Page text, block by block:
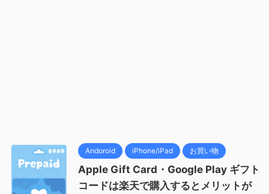
Andoroid iPhone/iPad お買い物
Apple Gift Card・Google Play ギフト
コードは楽天で購入するとメリットが